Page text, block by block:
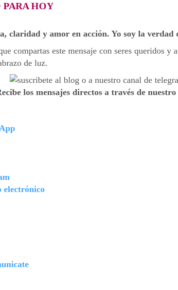
PARA HOY
claridad y amor en acción. Yo soy la verdad
compartas este mensaje con seres queridos y
de luz.
los mensajes directos a través de
electrónico